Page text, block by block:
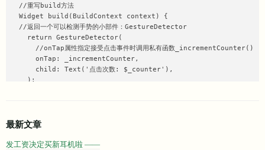
  //重写build方法
  Widget build(BuildContext context) {
  //返回一个可以检测手势的小部件：GestureDetector
    return GestureDetector(
      //onTap属性指定接受点击事件时调用私有函数_incrementCounter()
      onTap: _incrementCounter,
      child: Text('点击次数: $_counter'),
    );
最新文章
发工资决定买新耳机啦 ——